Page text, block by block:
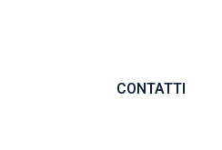
CONTATTI